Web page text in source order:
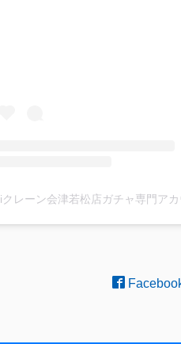
iクレーン会津若松店ガチャ専門ア